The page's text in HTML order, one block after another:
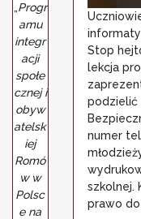
„Progr
amu
integr
acji
społe
cznej i
obyw
atelsk
iej
Romó
w w
Polsc
e na
Stop
lekcja
podzielić
numer
szkolnej.
prawo do